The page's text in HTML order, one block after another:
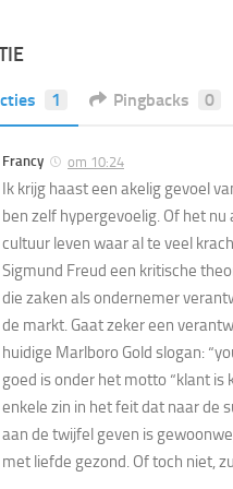
1 Pingbacks 0
Francy om 10:24
Ik krijg haast een akelig gevoel
ben zelf hypergevoelig. Of het
cultuur leven waar al te veel
Sigmund Freud een kritische
die zaken als ondernemer
de markt. Gaat zeker een
huidige Marlboro Gold slogan:
goed is onder het motto “klant is
enkele zin in het feit dat naar de
aan de twijfel geven is
met liefde gezond. Of toch niet,